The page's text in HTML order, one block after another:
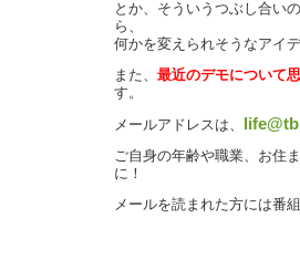
とか、そういうつぶし合い
ら、
何かを変えられそうなアイ
また、 最近のデモについて
す。
メールアドレスは、
ご自身の年齢や職業、お住
に！
メールを読まれた方には番